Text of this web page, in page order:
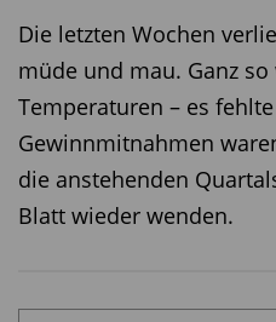
Fokus. Der Verband gibt
Einschätzung zur Lage
Am Freitagendet die
Generalsanierung der
Wuppertal-Hagen.
Die letzten Wochen
müde und mau. Ganz
Temperaturen – es
Gewinnmitnahmen
die anstehenden
Blatt wieder wenden.